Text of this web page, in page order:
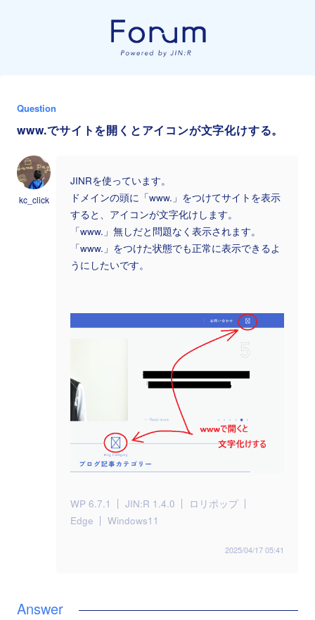
Question
www.でサイトを開くとアイコンが文字化けする。
kc_click
JINRを使っています。
ドメインの頭に「www.」をつけてサイトを表示
すると、アイコンが文字化けします。
「www.」無しだと問題なく表示されます。
「www.」をつけた状態でも正常に表示できるよ
うにしたいです。
WP 6.7.1 JIN:R 1.4.0
ロリポップ
Edge
Windows11
2025/04/17 05:41